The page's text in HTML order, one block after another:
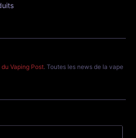
Vaping Post. Toutes les news de la vape